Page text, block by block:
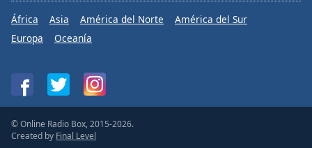
África Asia América del Norte
América del Sur
Europa
Oceanía
© Online Radio Box, 2015-2026.
Created by Final Level